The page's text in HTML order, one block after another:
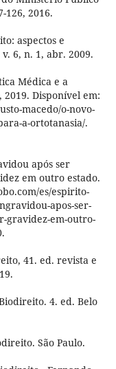
126, 2016.
aspectos e
6, n. 1, abr. 2009.
Médica e a
Disponível em:
macedo/o-novo-
a-ortotanasia/.
após ser
em outro estado.
es/espirito-
apos-ser-
gravidez-em-outro-
41. ed. revista e
4. ed. Belo
São Paulo.